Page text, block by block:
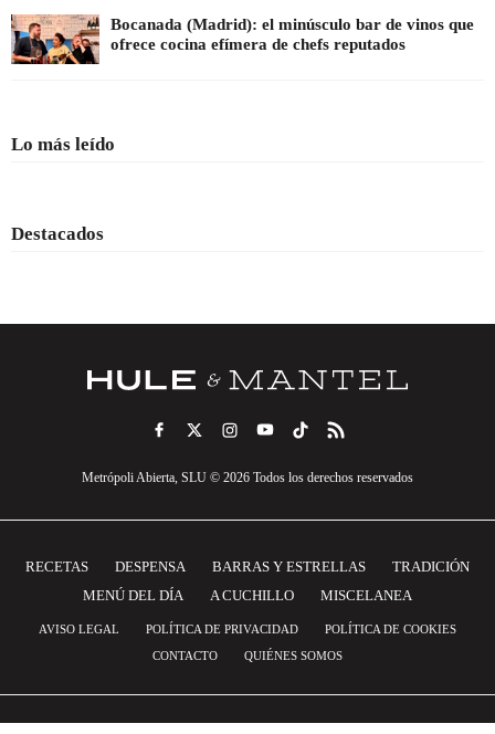
Bocanada (Madrid): el minúsculo bar de vinos que
ofrece cocina efímera de chefs reputados
Lo más leído
Destacados
Metrópoli Abierta, SLU © 2026 Todos los derechos reservados
RECETAS DESPENSA BARRAS Y ESTRELLAS
TRADICIÓN
MENÚ DEL DÍA
A CUCHILLO MISCELANEA
AVISO LEGAL POLÍTICA DE PRIVACIDAD
POLÍTICA DE COOKIES
CONTACTO
QUIÉNES SOMOS